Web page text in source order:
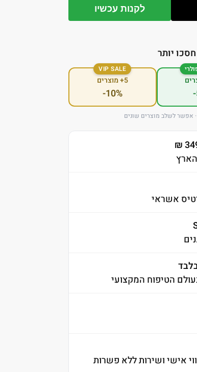
לקנות עכשיו
יותר
VIP SALE
5+ מוצרים
-10%
אפשר לשלב מוצרים שונים
אשראי
הטיפוח המקצועי
אישי ושירות ללא פשרות